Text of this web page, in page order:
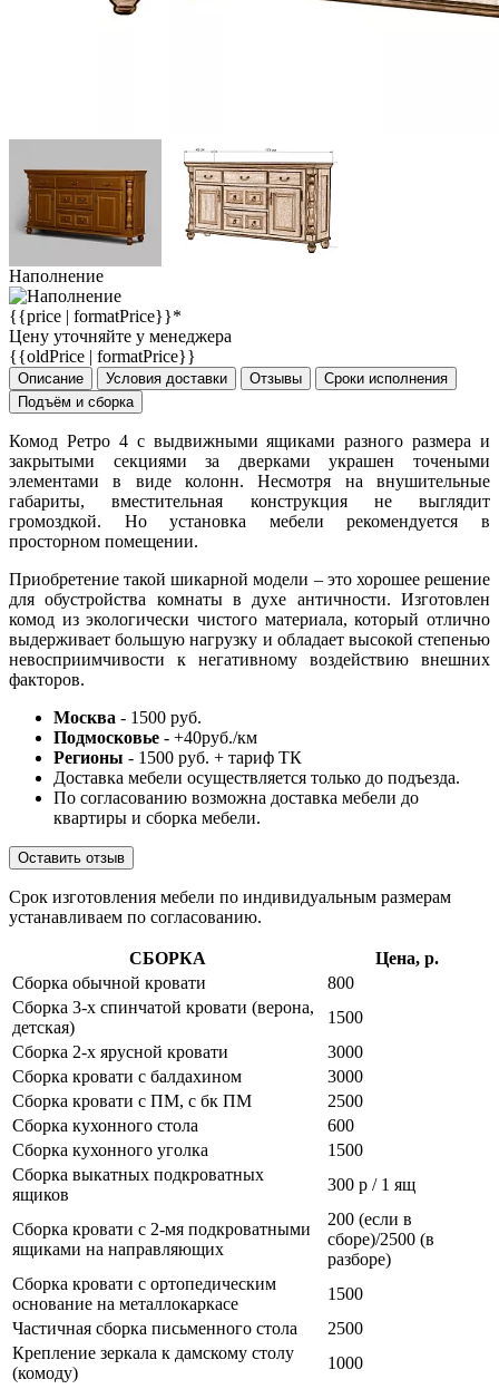
Наполнение
{{price | formatPrice}}*
Цену уточняйте у менеджера
{{oldPrice | formatPrice}}
Описание Условия доставки Отзывы
Сроки исполнения
Подъём и сборка
Комод Ретро 4 с выдвижными ящиками разного размера и
закрытыми секциями за дверками украшен точеными
элементами в виде колонн. Несмотря на внушительные
габариты, вместительная конструкция не выглядит
громоздкой. Но установка мебели рекомендуется в
просторном помещении.
Приобретение такой шикарной модели – это хорошее решение
для обустройства комнаты в духе античности. Изготовлен
комод из экологически чистого материала, который отлично
выдерживает большую нагрузку и обладает высокой степенью
невосприимчивости к негативному воздействию внешних
факторов.
Москва - 1500 руб.
Подмосковье - +40руб./км
Регионы - 1500 руб. + тариф ТК
Доставка мебели осуществляется только до подъезда.
По согласованию возможна доставка мебели до
квартиры и сборка мебели.
Оставить отзыв
Срок изготовления мебели по индивидуальным размерам
устанавливаем по согласованию.
СБОРКА
Цена, р.
Сборка обычной кровати
800
Сборка 3-х спинчатой кровати (верона,
детская)
1500
Сборка 2-х ярусной кровати
3000
Сборка кровати с балдахином
3000
Сборка кровати с ПМ, с бк ПМ
2500
Сборка кухонного стола
600
Сборка кухонного уголка
1500
Сборка выкатных подкроватных
ящиков
300 р / 1 ящ
Сборка кровати с 2-мя подкроватными
ящиками на направляющих
200 (если в
сборе)/2500 (в
разборе)
Сборка кровати с ортопедическим
основание на металлокаркасе
1500
Частичная сборка письменного стола
2500
Крепление зеркала к дамскому столу
(комоду)
1000